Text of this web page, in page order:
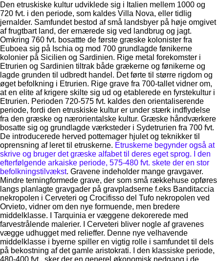
Den etruskiske kultur udviklede sig i Italien mellem 1000 og
720 fvt. i den periode, som kaldes Villa Nova, eller tidlig
jernalder. Samfundet bestod af små landsbyer på høje omgivet
af frugtbart land, der ernærede sig ved landbrug og jagt.
Omkring 760 fvt. bosattte de første græske kolonister fra
Euboea sig på Ischia og mod 700 grundlagde fønikerne
kolonier på Sicilien og Sardinien. Rige metal forekomster i
Etrurien og Sardinien tiltrak både grækerne og fønikerne og
lagde grunden til udbredt handel. Det førte til større rigdom og
øget befolkning i Etrurien. Rige grave fra 700-tallet vidner om,
at en elite af krigere skilte sig ud og etablerede en fyrstekultur i
Etrurien. Perioden 720-575 fvt. kaldes den orientaliserende
periode, fordi den etruskiske kultur er under stærk indflydelse
fra den græske og nærorientalske kultur. Græske håndværkere
bosatte sig og grundlagde værksteder i Sydetrurien fra 700 fvt.
De introducerede herved pottemager hjulet og teknikker til
oprensning af leret til etruskerne. Etruskerne begynder også at
skrive og bruger det græske alfabet til deres eget sprog. I den
efterfølgende arkaiske periode, 575-480 fvt. skete der en stor
befolkningstilvækst. Gravene indeholder mange gravgaver.
Mindre terningformede grave, der som små rækkehuse opføres
langs planlagte gravgader på gravpladserne f.eks Banditaccia
nekropolen i Cerveteri og Crocifisso del Tufo nekropolen ved
Orvieto, vidner om den nye formuende, men bredere
middelklasse. I Tarquinia er væggene dekorerede med
farvestrålende malerier. I Cerveteri bliver nogle af gravenes
vægge udhugget med relieffer. Denne nye velhavende
middelklasse i byerne spiller en vigtig rolle i samfundet til dels
på bekostning af det gamle aristokrati. I den klassiske periode,